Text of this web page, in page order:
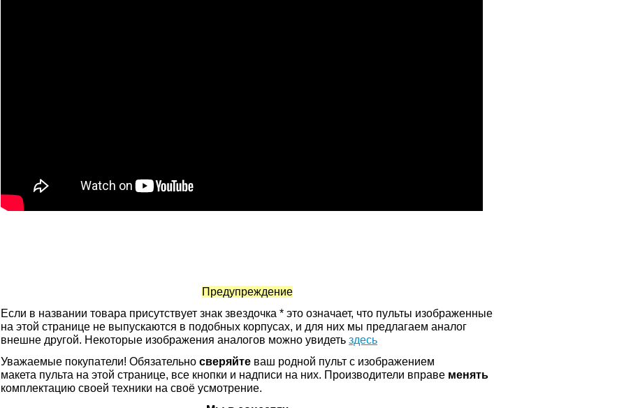
Предупреждение
Если в названии товара присутствует знак звездочка * это означает, что пульты изображенные
на этой странице не выпускаются в подобных корпусах, и для них мы предлагаем аналог
внешне другой. Некоторые изображения аналогов можно увидеть здесь
Уважаемые покупатели! Обязательно сверяйте ваш родной пульт с изображением
макета пульта на этой странице, все кнопки и надписи на них. Производители вправе менять
комплектацию своей техники на своё усмотрение.